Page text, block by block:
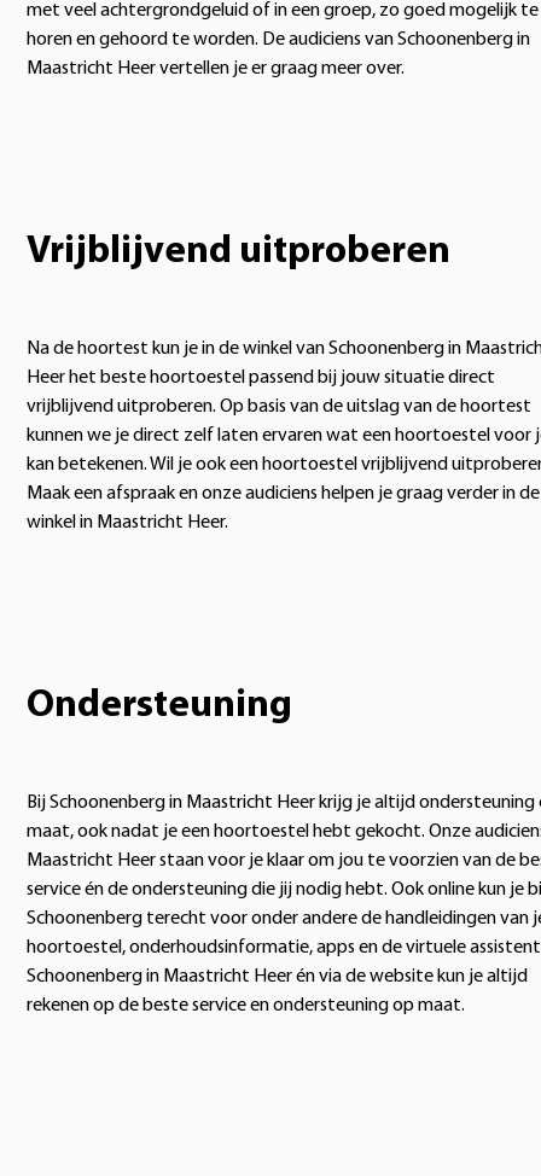
met veel achtergrondgeluid of in een groep, zo goed mogelijk te
horen en gehoord te worden. De audiciens van Schoonenberg in
Maastricht Heer vertellen je er graag meer over.
Vrijblijvend uitproberen
Na de hoortest kun je in de winkel van Schoonenberg in
Heer het beste hoortoestel passend bij jouw situatie direct
vrijblijvend uitproberen. Op basis van de uitslag van de hoortest
kunnen we je direct zelf laten ervaren wat een hoortoestel voor
kan betekenen. Wil je ook een hoortoestel vrijblijvend
Maak een afspraak en onze audiciens helpen je graag verder in de
winkel in Maastricht Heer.
Ondersteuning
Bij Schoonenberg in Maastricht Heer krijg je altijd ondersteuning
maat, ook nadat je een hoortoestel hebt gekocht. Onze
Maastricht Heer staan voor je klaar om jou te voorzien van de
service én de ondersteuning die jij nodig hebt. Ook online kun je
Schoonenberg terecht voor onder andere de handleidingen van
hoortoestel, onderhoudsinformatie, apps en de virtuele
Schoonenberg in Maastricht Heer én via de website kun je altijd
rekenen op de beste service en ondersteuning op maat.